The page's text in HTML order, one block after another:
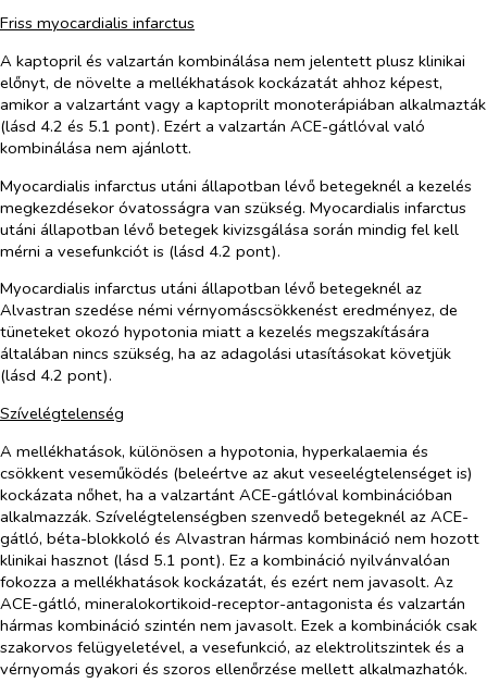
Friss myocardialis infarctus
A kaptopril és valzartán kombinálása nem jelentett plusz klinikai
előnyt, de növelte a mellékhatások kockázatát ahhoz képest,
amikor a valzartánt vagy a kaptoprilt monoterápiában alkalmazták
(lásd 4.2 és 5.1 pont). Ezért a valzartán ACE-gátlóval való
kombinálása nem ajánlott.
Myocardialis infarctus utáni állapotban lévő betegeknél a kezelés
megkezdésekor óvatosságra van szükség. Myocardialis infarctus
utáni állapotban lévő betegek kivizsgálása során mindig fel kell
mérni a vesefunkciót is (lásd 4.2 pont).
Myocardialis infarctus utáni állapotban lévő betegeknél az
Alvastran szedése némi vérnyomáscsökkenést eredményez, de
tüneteket okozó hypotonia miatt a kezelés megszakítására
általában nincs szükség, ha az adagolási utasításokat követjük
(lásd 4.2 pont).
Szívelégtelenség
A mellékhatások, különösen a hypotonia, hyperkalaemia és
csökkent veseműködés (beleértve az akut veseelégtelenséget is)
kockázata nőhet, ha a valzartánt ACE-gátlóval kombinációban
alkalmazzák. Szívelégtelenségben szenvedő betegeknél az ACE-
gátló, béta-blokkoló és Alvastran hármas kombináció nem hozott
klinikai hasznot (lásd 5.1 pont). Ez a kombináció nyilvánvalóan
fokozza a mellékhatások kockázatát, és ezért nem javasolt. Az
ACE-gátló, mineralokortikoid-receptor-antagonista és valzartán
hármas kombináció szintén nem javasolt. Ezek a kombinációk csak
szakorvos felügyeletével, a vesefunkció, az elektrolitszintek és a
vérnyomás gyakori és szoros ellenőrzése mellett alkalmazhatók.